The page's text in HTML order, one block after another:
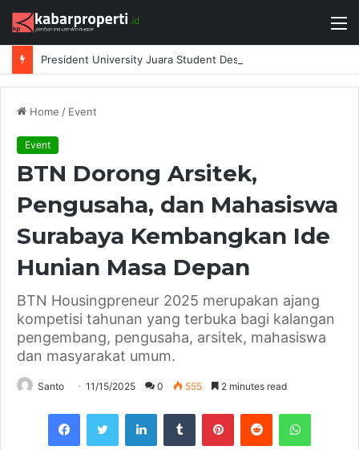
Home / Event
Event
BTN Dorong Arsitek,
Pengusaha, dan Mahasiswa
Surabaya Kembangkan Ide
Hunian Masa Depan
BTN Housingpreneur 2025 merupakan ajang
kompetisi tahunan yang terbuka bagi kalangan
pengembang, pengusaha, arsitek, mahasiswa
dan masyarakat umum.
Santo 11/15/2025 0 555 2 minutes read
FacebookTwitter LinkedInTumblr PinterestReddit